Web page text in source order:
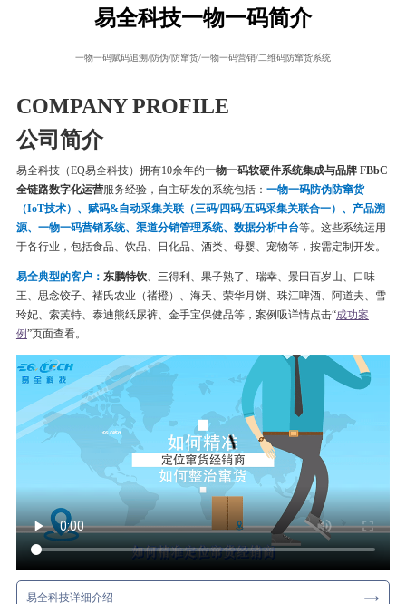
易全科技一物一码简介
一物一码赋码追溯/防伪/防窜货/一物一码营销/二维码防窜货系统
COMPANY PROFILE
公司简介
易全科技（EQ易全科技）拥有10余年的一物一码软硬件系统集成与品牌 FBbC
全链路数字化运营服务经验，自主研发的系统包括： 一物一码防伪防窜货
（IoT技术）、赋码&自动采集关联（三码/四码/五码采集关联合一）、产品溯
源、一物一码营销系统、渠道分销管理系统、数据分析中台等。这些系统运用
于各行业，包括食品、饮品、日化品、酒类、母婴、宠物等，按需定制开发。
易全典型的客户： 东鹏特饮、三得利、果子熟了、瑞幸、 景田百岁山、口味
王、思念饺子、 褚氏农业（褚橙）、 海天、荣华月饼、 珠江啤酒、 阿道夫、雪
玲妃、索芙特、泰迪熊纸尿裤、金手宝保健品等，案例吸详情点击“成功案
例”页面查看。
易全科技详细介绍